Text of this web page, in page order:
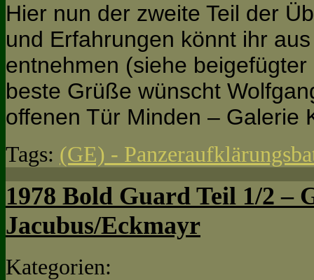
Hier nun der zweite Teil der
und Erfahrungen könnt ihr
entnehmen (siehe
beste Grüße wünscht
offenen Tür Minden –
Tags: (GE) -
1978 Bold Guard Teil 1/2 –
Jacubus/Eckmayr
Kategorien: